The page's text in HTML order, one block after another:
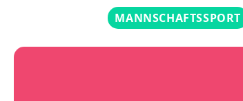
MANNSCHAFTSSPORT